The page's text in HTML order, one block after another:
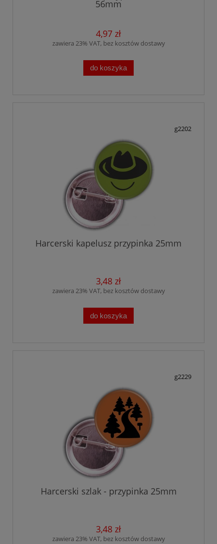
56mm
4,97 zł
zawiera 23% VAT, bez kosztów dostawy
do koszyka
g2202
Harcerski kapelusz przypinka 25mm
3,48 zł
zawiera 23% VAT, bez kosztów dostawy
do koszyka
g2229
Harcerski szlak - przypinka 25mm
3,48 zł
zawiera 23% VAT, bez kosztów dostawy